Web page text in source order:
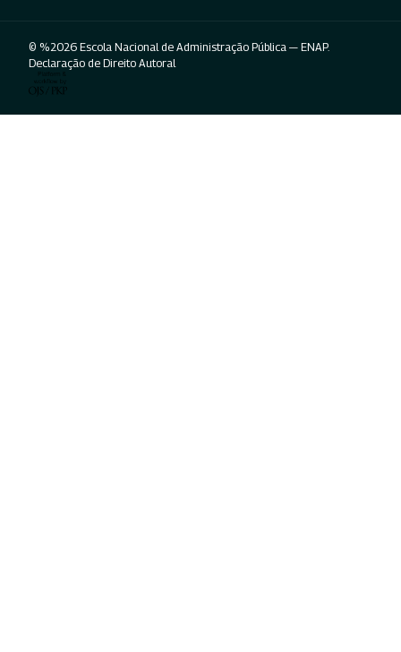
© %2026 Escola Nacional de Administração Pública — ENAP.
Declaração de Direito Autoral